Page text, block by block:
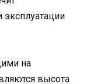
на
высота